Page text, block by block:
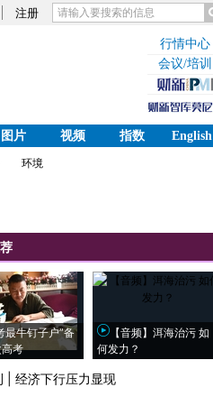
注册
行情中心
会议/培训
图片 视频 指数
English
环境
最牛钉子户”备
考
【音频】洱海治污 如
何发力？
经济下行压力显现